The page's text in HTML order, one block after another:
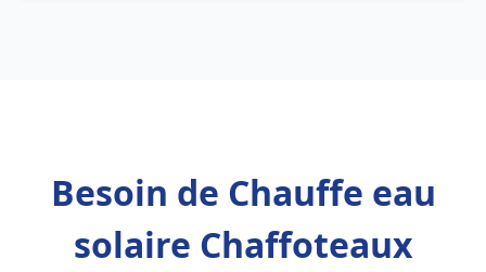
Besoin de Chauffe eau
solaire Chaffoteaux